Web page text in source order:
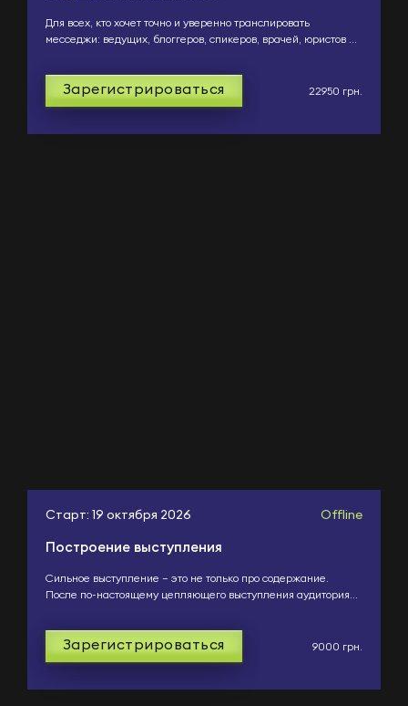
Для всех, кто хочет точно и уверенно транслировать
месседжи: ведущих, блоггеров, спикеров, врачей, юристов и
Зарегистрироваться 22950 грн.
Старт: 19 октября 2026 Offline
Построение выступления
Сильное выступление — это не только про содержание.
После по-настоящему цепляющего выступления аудитория
Зарегистрироваться 9000 грн.